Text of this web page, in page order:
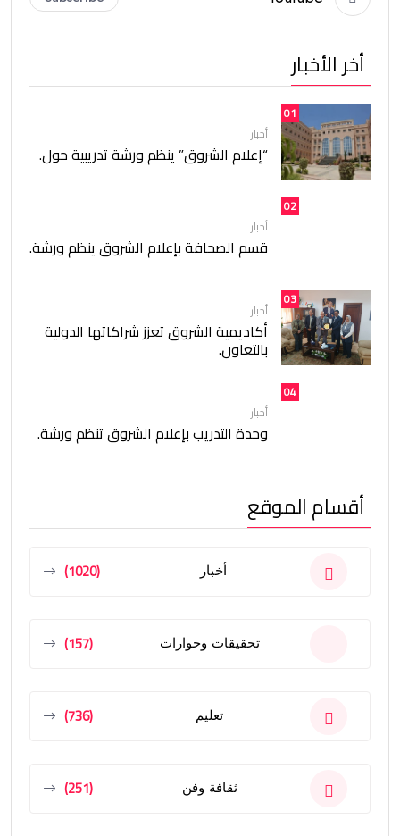
أخر الأخبار
01
أخبار
“إعلام الشروق” ينظم ورشة تدريبية حول.
02
أخبار
قسم الصحافة بإعلام الشروق ينظم ورشة.
03
أخبار
أكاديمية الشروق تعزز شراكاتها الدولية
بالتعاون.
04
أخبار
وحدة التدريب بإعلام الشروق تنظم ورشة.
أقسام الموقع
أخبار (1020)
تحقيقات وحوارات (157)
تعليم (736)
ثقافة وفن (251)